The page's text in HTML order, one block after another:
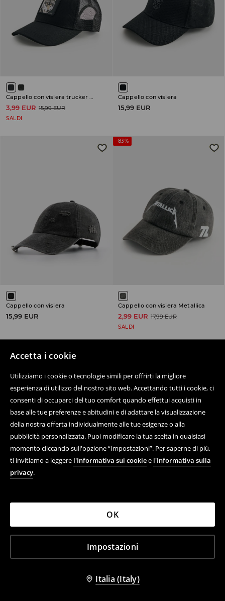
Accetta i cookie
Utilizziamo i cookie o tecnologie simili per offrirti la migliore
esperienza di utilizzo del nostro sito web. Accettando tutti i cookie, ci
consenti di occuparci del tuo comfort quando effettui acquisti in
base alle tue preferenze e abitudini e di adattare la visualizzazione
della nostra offerta individualmente alle tue esigenze o alla
pubblicità personalizzata. Puoi modificare la tua scelta in qualsiasi
momento cliccando sull'opzione “Impostazioni”. Per saperne di più,
ti invitiamo a leggere l'Informativa sui cookiee l'Informativa sulla
privacy.
Impostazioni
OK
Italia (Italy)
Cappello con visiera trucker hat
3,99 EUR 15,99 EUR
SALDI
Cappello con visiera
15,99 EUR
Cappello con visiera
15,99 EUR
-83%
Cappello con visiera Metallica
2,99 EUR 17,99 EUR
SALDI
+2 colori
35,99 EUR
+2 colori
Shorts in jeans